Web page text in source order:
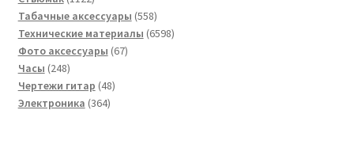
товара
Табачные аксессуары 558558
товаров
Технические материалы 65986598
Фото аксессуары 6767
Часы 248248
товаров
Чертежи гитар 4848
Электроника 364364